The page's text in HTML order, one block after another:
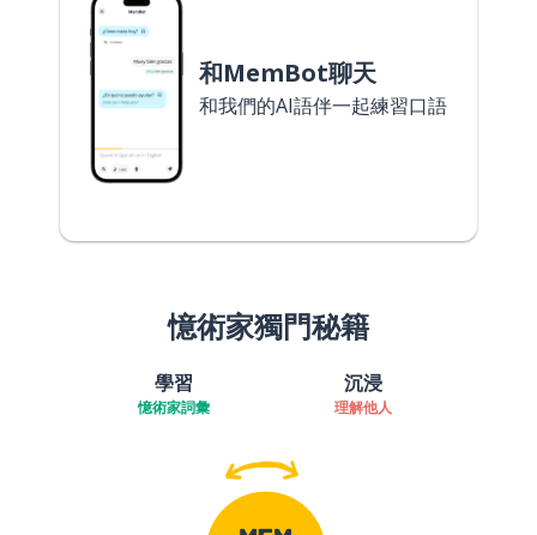
和MemBot聊天
和我們的AI語伴一起練習口語
憶術家獨門秘籍
學習
憶術家詞彙
沉浸
理解他人